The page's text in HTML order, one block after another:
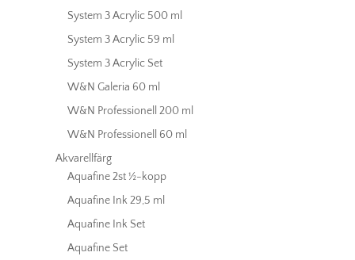
System 3 Acrylic 500 ml
System 3 Acrylic 59 ml
System 3 Acrylic Set
W&N Galeria 60 ml
W&N Professionell 200 ml
W&N Professionell 60 ml
Akvarellfärg
Aquafine 2st ½-kopp
Aquafine Ink 29,5 ml
Aquafine Ink Set
Aquafine Set